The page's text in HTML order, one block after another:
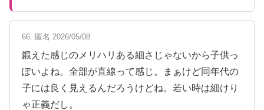
66. 匿名 2026/05/08
鍛えた感じのメリハリある細さじゃないから子供っ
ぽいよね。全部が直線って感じ。まぁけど同年代の
子には良く見えるんだろうけどね。若い時は細けり
ゃ正義だし。